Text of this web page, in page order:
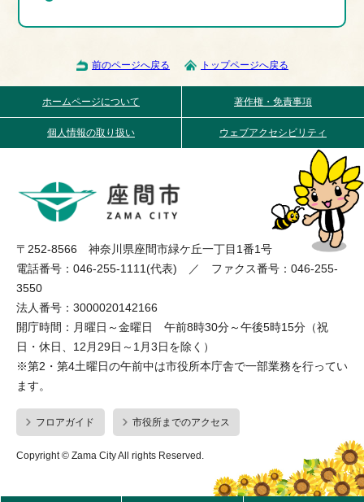
前のページへ戻る トップページへ戻る
ホームページについて 著作権・免責事項
個人情報の取り扱い ウェブアクセシビリティ
〒252-8566 神奈川県座間市緑ケ丘一丁目1番1号
電話番号：046-255-1111(代表) ／ ファクス番号：046-255-
3550
法人番号：3000020142166
開庁時間：月曜日～金曜日 午前8時30分～午後5時15分（祝
日・休日、12月29日～1月3日を除く）
※第2・第4土曜日の午前中は市役所本庁舎で一部業務を行ってい
ます。
フロアガイド 市役所までのアクセス
Copyright © Zama City All rights Reserved.